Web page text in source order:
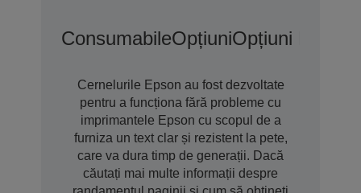
ConsumabileOpțiuniOpțiuni De
Cernelurile Epson au fost dezvoltate
pentru a funcționa fără probleme cu
imprimantele Epson cu scopul de a
furniza un text clar și rezistent la pete,
care va dura timp de generații. Dacă
căutați mai multe informații despre